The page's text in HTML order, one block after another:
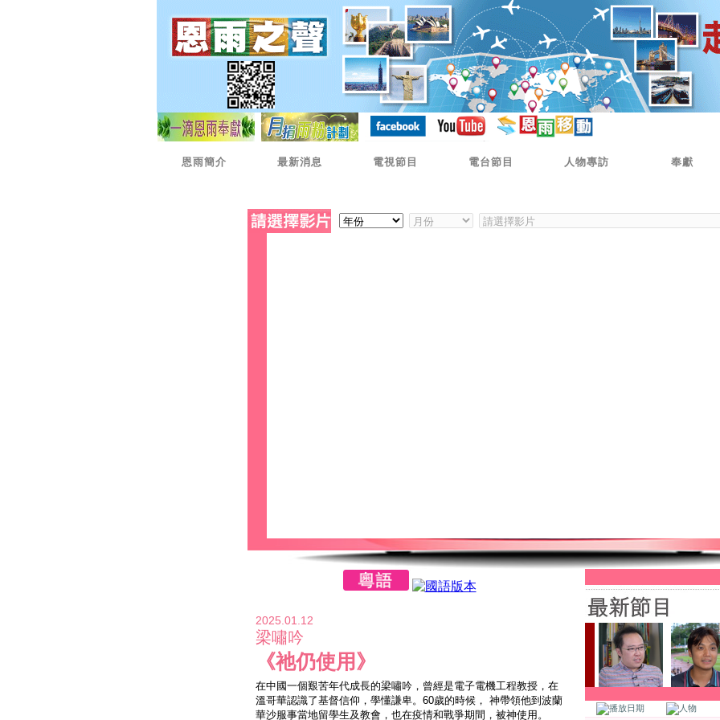
恩雨簡介 最新消息 電視節目 電台節目 人物專訪 奉獻
2025.01.12
梁嘯吟
《祂仍使用》
在中國一個艱苦年代成長的梁嘯吟，曾經是電子電機工程教授，在
溫哥華認識了基督信仰，學懂謙卑。60歲的時候， 神帶領他到波蘭
華沙服事當地留學生及教會，也在疫情和戰爭期間，被神使用。